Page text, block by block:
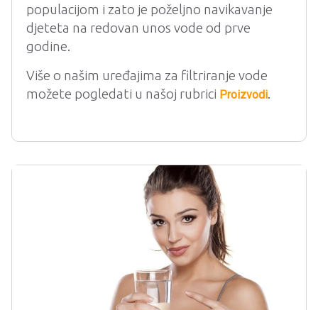
populacijom i zato je poželjno navikavanje
djeteta na redovan unos vode od prve
godine.
Više o našim uređajima za filtriranje vode
možete pogledati u našoj rubrici Proizvodi.